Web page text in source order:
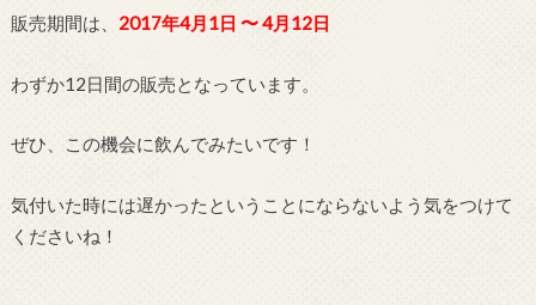
販売期間は、 2017年4月1日 〜 4月12日
わずか12日間の販売となっています。
ぜひ、この機会に飲んでみたいです！
気付いた時には遅かったということにならないよう気をつけて
くださいね！